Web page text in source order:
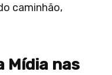
caminhão,
Mídia nas